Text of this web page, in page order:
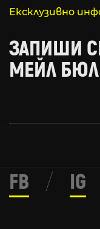
Ексклузивно
ЗАПИШИ
МЕЙЛ
FB / IG